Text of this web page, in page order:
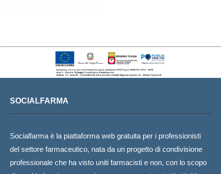
SOCIALFARMA
Socialfarma è la piattaforma web gratuita per i professionisti
del settore farmaceutico, nata da un progetto di condivisione
professionale che ha visto uniti farmacisti e non, con lo scopo